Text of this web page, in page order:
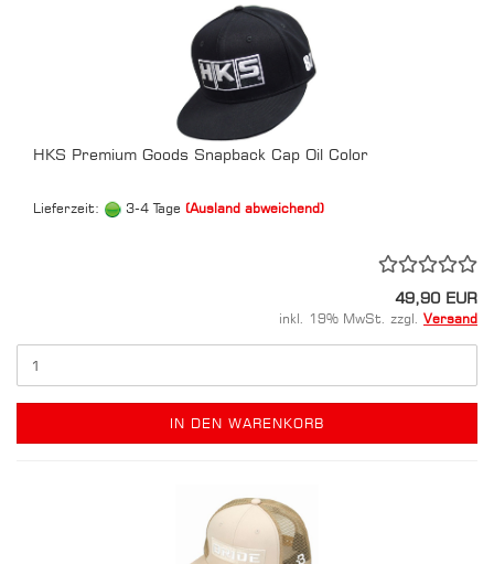
HKS Premium Goods Snapback Cap Oil Color
Lieferzeit: 3-4 Tage (Ausland abweichend)
49,90 EUR
inkl. 19% MwSt. zzgl. Versand
IN DEN WARENKORB